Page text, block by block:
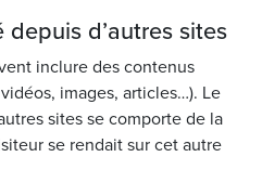
d’autres sites
inclure des contenus
images, articles…). Le
sites se comporte de la
se rendait sur cet autre